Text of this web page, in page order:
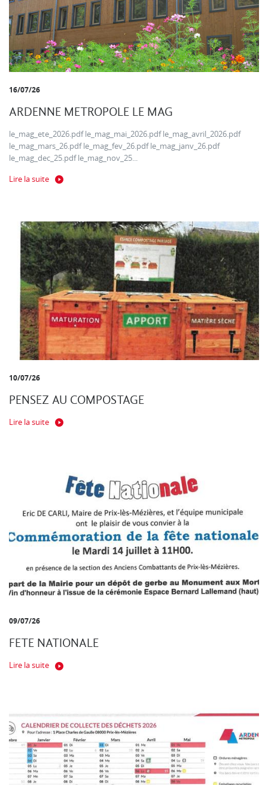
16/07/26
ARDENNE METROPOLE LE MAG
le_mag_ete_2026.pdf le_mag_mai_2026.pdf le_mag_avril_2026.pdf
le_mag_mars_26.pdf le_mag_fev_26.pdf le_mag_janv_26.pdf
le_mag_dec_25.pdf le_mag_nov_25...
Lire la suite
10/07/26
PENSEZ AU COMPOSTAGE
Lire la suite
09/07/26
FETE NATIONALE
Lire la suite